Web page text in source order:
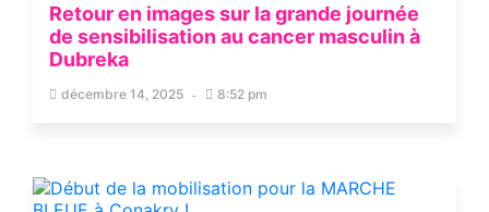
Retour en images sur la grande journée
de sensibilisation au cancer masculin à
Dubreka
décembre 14, 2025 8:52 pm